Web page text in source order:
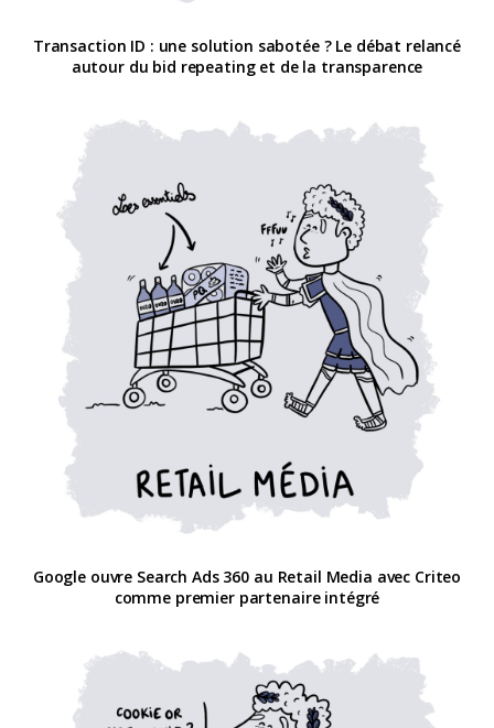
Transaction ID : une solution sabotée ? Le débat relancé
autour du bid repeating et de la transparence
Google ouvre Search Ads 360 au Retail Media avec Criteo
comme premier partenaire intégré